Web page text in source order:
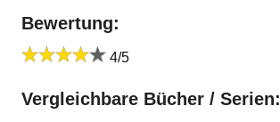
Bewertung:
4/5
Vergleichbare Bücher / Serien: